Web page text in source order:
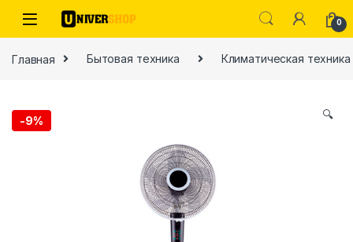
Skip to navigation
Skip to content
0
Главная Бытовая техника Климатическая техника
-9% 🔍